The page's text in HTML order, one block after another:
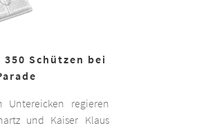
Schützen bei
Untereicken regieren
und Kaiser Klaus